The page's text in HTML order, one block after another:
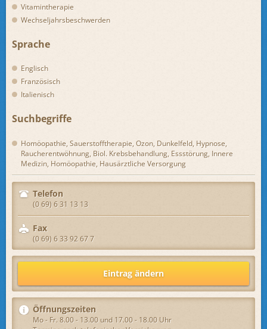
Vitamintherapie
Wechseljahrsbeschwerden
Sprache
Englisch
Französisch
Italienisch
Suchbegriffe
Homöopathie, Sauerstofftherapie, Ozon, Dunkelfeld, Hypnose,
Raucherentwöhnung, Biol. Krebsbehandlung, Essstörung, Innere
Medizin, Homöopathie, Hausärztliche Versorgung
Telefon
(0 69) 6 31 13 13
Fax
(0 69) 6 33 92 67 7
Eintrag ändern
Öffnungszeiten
Mo - Fr. 8.00 - 13.00 und 17.00 - 18.00 Uhr